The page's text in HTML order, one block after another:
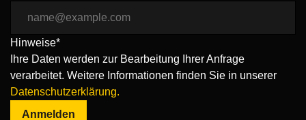
Hinweise*
Ihre Daten werden zur Bearbeitung Ihrer Anfrage
verarbeitet. Weitere Informationen finden Sie in unserer
Datenschutzerklärung.
Anmelden